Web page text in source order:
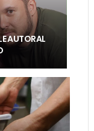
AUTORAL